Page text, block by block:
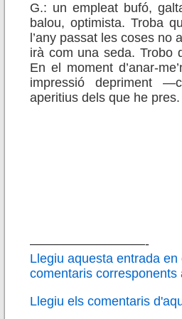
G.: un empleat bufó,
balou, optimista. Troba
l’any passat les coses
irà com una seda. Trobo
En el moment d’anar-
impressió depriment
aperitius dels que he pres.
—————————-
Llegiu aquesta entrada
comentaris corresponents
Llegiu els comentaris